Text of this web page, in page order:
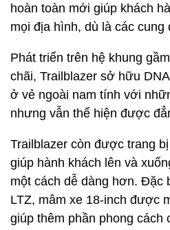
hoàn toàn mới giúp khách
mọi địa hình, dù là các
Phát triển trên hệ khung
chãi, Trailblazer sở hữu
ở vẻ ngoài nam tính với
nhưng vẫn thể hiện được
Trailblazer còn được trang
giúp hành khách lên và
một cách dễ dàng hơn. Đặc
LTZ, mâm xe 18-inch được
giúp thêm phần phong cách